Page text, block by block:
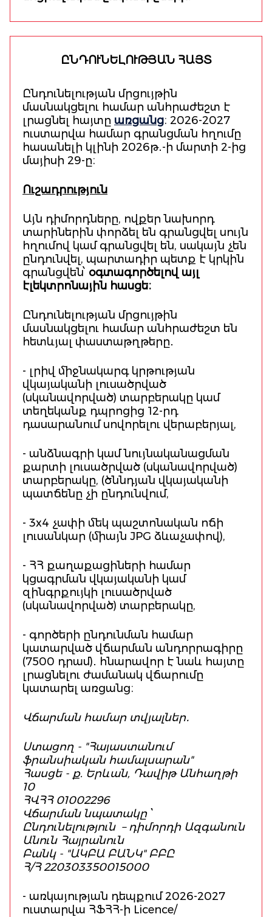
ԸՆԴՈՒՆԵԼՈՒԹՅԱՆ ՀԱՅՏ
Ընդունելության մրցույթին
մասնակցելու համար անհրաժեշտ է
լրացնել հայտը առցանց։ 2026-2027
ուստարվա համար գրանցման հղումը
հասանելի կլինի 2026թ․-ի մարտի 2-ից
մայիսի 29-ը։
Ուշադրություն
Այն դիմորդները, ովքեր նախորդ
տարիներին փորձել են գրանցվել սույն
հղումով կամ գրանցվել են, սակայն չեն
ընդունվել, պարտադիր պետք է կրկին
գրանցվեն՝ օգտագործելով այլ
էլեկտրոնային հասցե։
Ընդունելության մրցույթին
մասնակցելու համար անհրաժեշտ են
հետևյալ փաստաթղթերը․
- լրիվ միջնակարգ կրթության
վկայականի լուսածրված
(սկանավորված) տարբերակը կամ
տեղեկանք դպրոցից 12-րդ
դասարանում սովորելու վերաբերյալ,
- անձնագրի կամ նույնականացման
քարտի լուսածրված (սկանավորված)
տարբերակը, (ծննդյան վկայականի
պատճենը չի ընդունվում,
- 3x4 չափի մեկ պաշտոնական ոճի
լուսանկար (միայն JPG ձևաչափով),
- ՀՀ քաղաքացիների համար
կցագրման վկայականի կամ
զինգրքույկի լուսածրված
(սկանավորված) տարբերակը,
- գործերի ընդունման համար
կատարված վճարման անդորրագիրը
(7500 դրամ)․ հնարավոր է նաև հայտը
լրացնելու ժամանակ վճարումը
կատարել առցանց։
Վճարման համար տվյալներ․
Ստացող - "Հայաստանում
ֆրանսիական համալսարան"
Հասցե - ք. Երևան, Դավիթ Անհաղթի
10
ՀՎՀՀ 01002296
Վճարման նպատակը ՝
Ընդունելություն – դիմորդի Ազգանուն
Անուն Հայրանուն
Բանկ - "ԱԿԲԱ ԲԱՆԿ" ԲԲԸ
Հ/Հ 220303350015000
- առկայության դեպքում 2026-2027
ուստարվա ՀՖՀՀ-ի Licence/